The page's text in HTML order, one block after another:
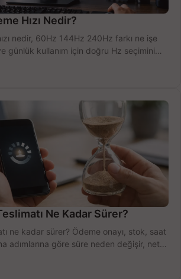
Hızı Nedir?
nedir, 60Hz 144Hz 240Hz farkı ne işe
günlük kullanım için doğru Hz seçimini
Ne Kadar Sürer?
ne kadar sürer? Ödeme onayı, stok, saat
adımlarına göre süre neden değişir, net